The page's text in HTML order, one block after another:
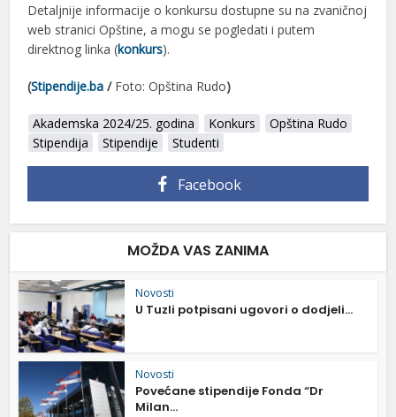
Detaljnije informacije o konkursu dostupne su na zvaničnoj
web stranici Opštine, a mogu se pogledati i putem
direktnog linka (konkurs).
(Stipendije.ba / Foto: Opština Rudo)
Akademska 2024/25. godina Konkurs
Opština Rudo
Stipendija
Stipendije Studenti
Facebook
MOŽDA VAS ZANIMA
Novosti
U Tuzli potpisani ugovori o dodjeli...
Novosti
Povećane stipendije Fonda “Dr
Milan...